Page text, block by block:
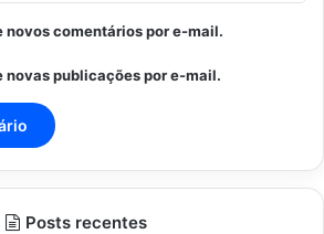
novos comentários por e-mail.
novas publicações por e-mail.
Posts recentes